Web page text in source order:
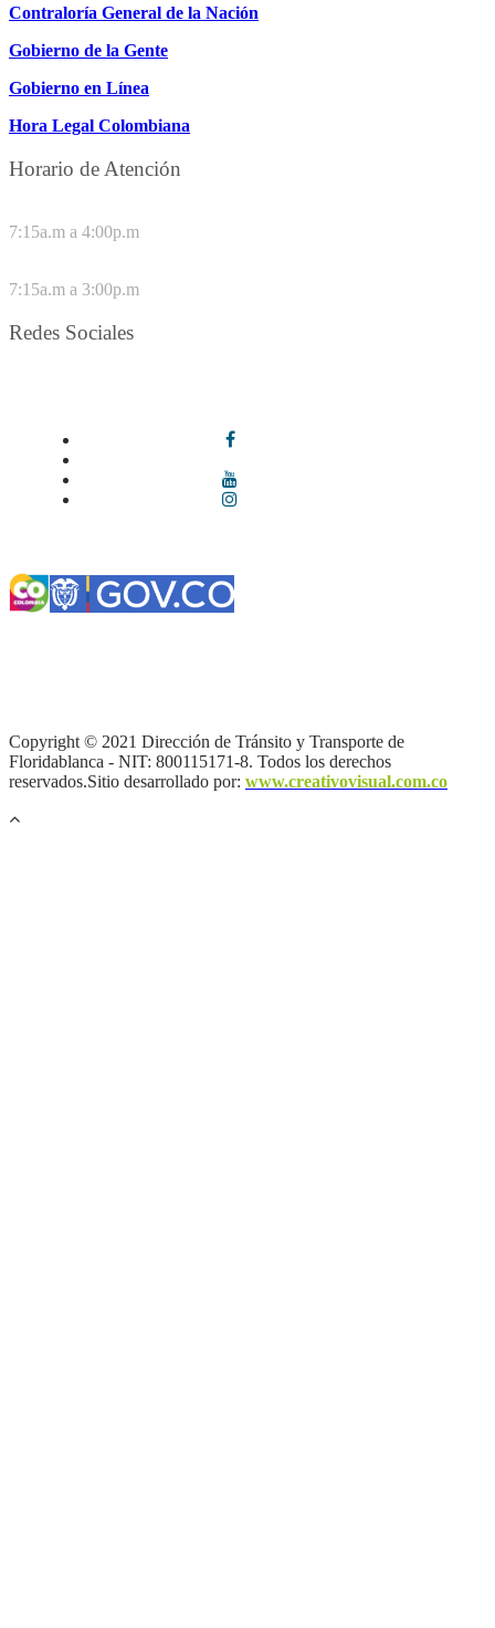
Contraloría General de la Nación
Gobierno de la Gente
Gobierno en Línea
Hora Legal Colombiana
Horario de Atención
7:15a.m a 4:00p.m
7:15a.m a 3:00p.m
Redes Sociales
Copyright © 2021 Dirección de Tránsito y Transporte de
Floridablanca - NIT: 800115171-8. Todos los derechos
reservados.Sitio desarrollado por: www.creativovisual.com.co